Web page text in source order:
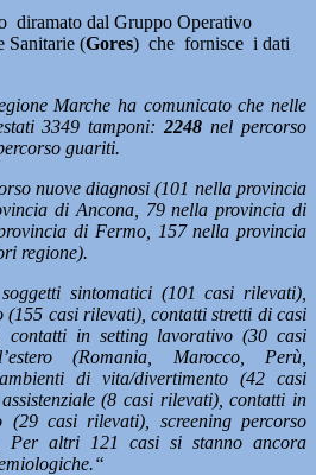
diramato dal Gruppo Operativo
Sanitarie (Gores) che fornisce i dati
Marche ha comunicato che nelle
3349 tamponi:2248nel percorso
guariti.
nuove diagnosi (101 nella provincia
di Ancona, 79 nella provincia di
di Fermo, 157 nella provincia
regione).
sintomatici (101 casi rilevati),
(155 casi rilevati), contatti stretti di casi
contatti in setting lavorativo (30 casi
(Romania, Marocco, Perù,
di vita/divertimento (42 casi
(8 casi rilevati), contatti in
(29 casi rilevati), screening percorso
Per altri 121 casi si stanno ancora
“